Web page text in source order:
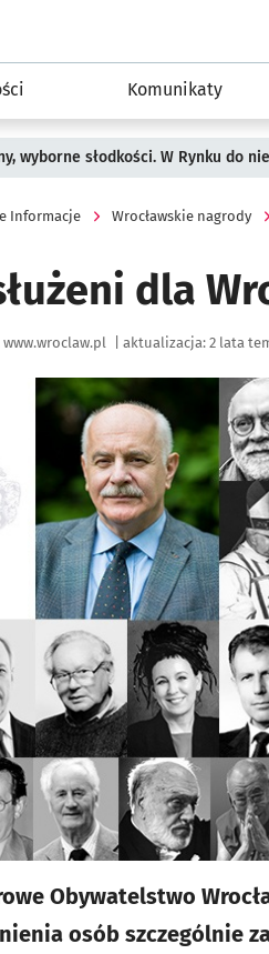
Komunikaty
wyborne słodkości. W Rynku do
Informacje Wrocławskie nagrody
dla
www.wroclaw.pl aktualizacja: 2 lata
powiększyć
Obywatelstwo
osób szczególnie